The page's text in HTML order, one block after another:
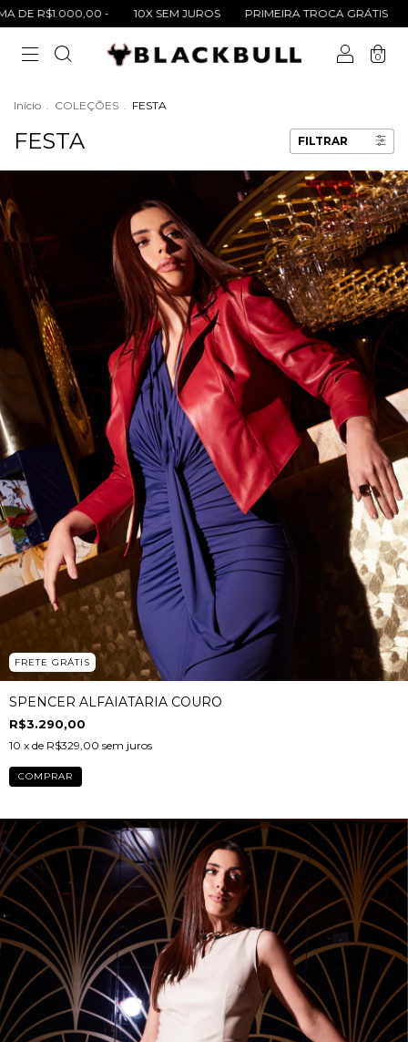
- 10X SEM JUROS PRIMEIRA TROCA GRÁTIS FRETE
0
Início . COLEÇÕES . FESTA
FESTA FILTRAR
FRETE GRÁTIS
SPENCER ALFAIATARIA COURO
R$3.290,00
10 x de R$329,00 sem juros
COMPRAR